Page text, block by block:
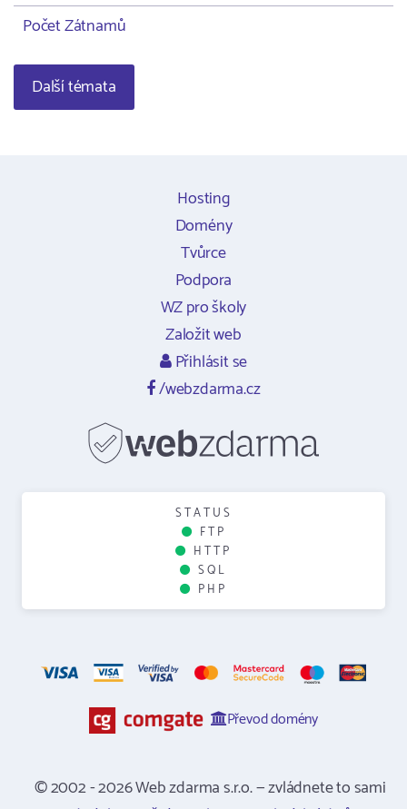
Počet Zátnamů
Další témata
Hosting
Domény
Tvůrce
Podpora
WZ pro školy
Založit web
Přihlásit se
/webzdarma.cz
STATUS
FTP
HTTP
SQL
PHP
Převod domény
© 2002 - 2026 Web zdarma s.r.o. — zvládnete to sami